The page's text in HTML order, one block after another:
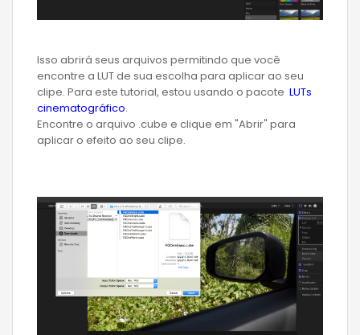
Isso abrirá seus arquivos permitindo que você
encontre a LUT de sua escolha para aplicar ao seu
clipe. Para este tutorial, estou usando o pacote LUTs
cinematográfico.
Encontre o arquivo .cube e clique em "Abrir" para
aplicar o efeito ao seu clipe.